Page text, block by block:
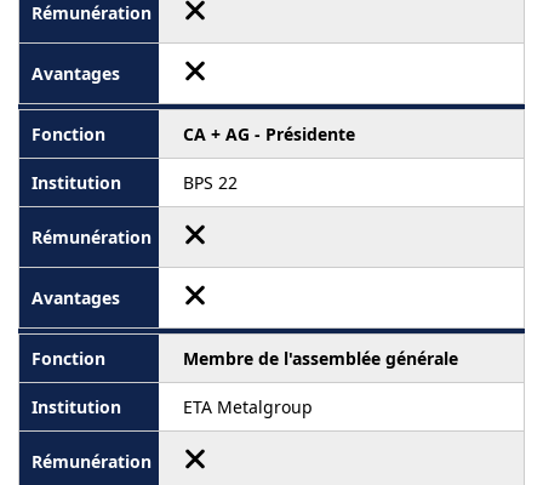
CA + AG - Présidente
BPS 22
Membre de l'assemblée générale
ETA Metalgroup